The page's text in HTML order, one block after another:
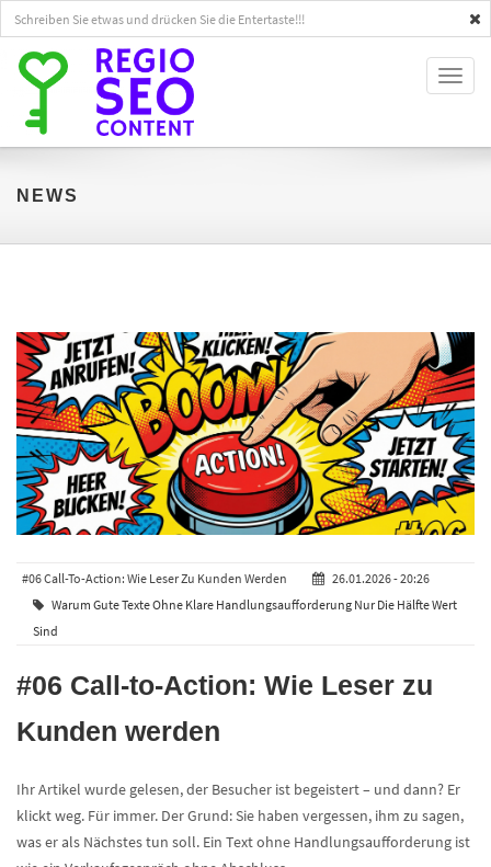
NEWS
#06 Call-To-Action: Wie Leser Zu Kunden Werden
26.01.2026 - 20:26
Warum Gute Texte Ohne Klare Handlungsaufforderung Nur Die Hälfte Wert
Sind
#06 Call-to-Action: Wie Leser zu
Kunden werden
Ihr Artikel wurde gelesen, der Besucher ist begeistert – und dann? Er
klickt weg. Für immer. Der Grund: Sie haben vergessen, ihm zu sagen,
was er als Nächstes tun soll. Ein Text ohne Handlungsaufforderung ist